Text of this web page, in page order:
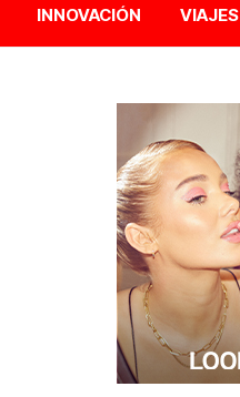
INNOVACIÓN VIAJES